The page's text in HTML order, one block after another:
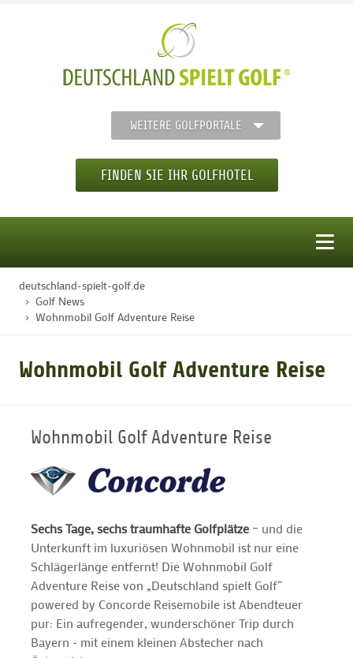
WEITERE GOLFPORTALE
FINDEN SIE IHR GOLFHOTEL
STARTSEITE
GOLF CARD
GOLF & WOMO
MALLORCA GOLFWOCHE
GOLF NEWS
deutschland-spielt-golf.de
Golf News
Wohnmobil Golf Adventure Reise
Wohnmobil Golf Adventure Reise
Wohnmobil Golf Adventure Reise
Sechs Tage, sechs traumhafte Golfplätze – und die
Unterkunft im luxuriösen Wohnmobil ist nur eine
Schlägerlänge entfernt! Die Wohnmobil Golf
Adventure Reise von „Deutschland spielt Golf“
powered by Concorde Reisemobile ist Abendteuer
pur: Ein aufregender, wunderschöner Trip durch
Bayern - mit einem kleinen Abstecher nach